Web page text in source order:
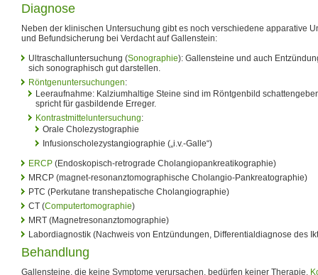
Diagnose
Neben der klinischen Untersuchung gibt es noch verschiedene apparative
und Befundsicherung bei Verdacht auf Gallenstein:
Ultraschalluntersuchung (Sonographie): Gallensteine und auch
sich sonographisch gut darstellen.
Röntgenuntersuchungen:
Leeraufnahme: Kalziumhaltige Steine sind im Röntgenbild
spricht für gasbildende Erreger.
Kontrastmitteluntersuchung:
Orale Cholezystographie
Infusionscholezystangiographie („i.v.-Galle“)
ERCP (Endoskopisch-retrograde Cholangiopankreatikographie)
MRCP (magnet-resonanztomographische Cholangio-Pankreatographie)
PTC (Perkutane transhepatische Cholangiographie)
CT (Computertomographie)
MRT (Magnetresonanztomographie)
Labordiagnostik (Nachweis von Entzündungen, Differentialdiagnose des
Behandlung
Gallensteine, die keine Symptome verursachen, bedürfen keiner Therapie.